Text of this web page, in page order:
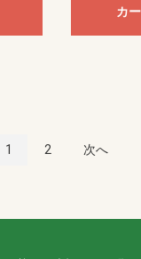
カ
1 2 次へ